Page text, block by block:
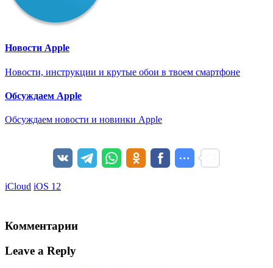
Новости Apple
Новости, инструкции и крутые обои в твоем смартфоне
Обсуждаем Apple
Обсуждаем новости и новинки Apple
iCloud iOS 12
Комментарии
Leave a Reply